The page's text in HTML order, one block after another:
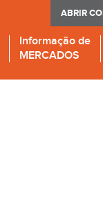
ABRIR
Informação de
MERCADOS